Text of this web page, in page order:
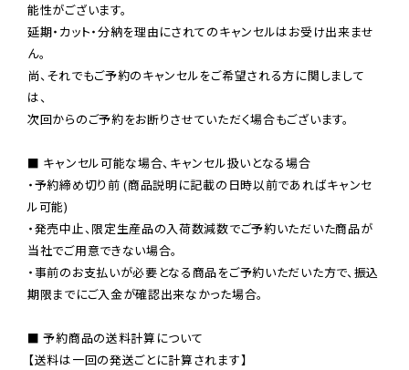
能性がございます。
延期・カット・分納を理由にされてのキャンセルはお受け出来ませ
ん。
尚、それでもご予約のキャンセルをご希望される方に関しまして
は、
次回からのご予約をお断りさせていただく場合もございます。
■ キャンセル可能な場合、キャンセル扱いとなる場合
・予約締め切り前 (商品説明に記載の日時以前であればキャンセ
ル可能)
・発売中止、限定生産品の入荷数減数でご予約いただいた商品が
当社でご用意できない場合。
・事前のお支払いが必要となる商品をご予約いただいた方で、振込
期限までにご入金が確認出来なかった場合。
■ 予約商品の送料計算について
【送料は一回の発送ごとに計算されます】